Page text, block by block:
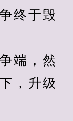
终于毁
端，然
，升级